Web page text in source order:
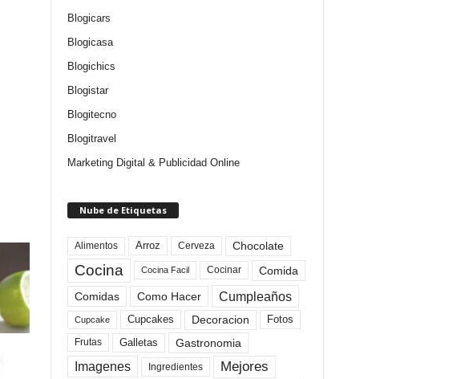
Blogicars
Blogicasa
Blogichics
Blogistar
Blogitecno
Blogitravel
Marketing Digital & Publicidad Online
Nube de Etiquetas
Alimentos Arroz Cerveza Chocolate
Cocina Cocina Facil Cocinar
Comida
Comidas
Como Hacer Cumpleaños
Cupcake Cupcakes Decoracion Fotos
Frutas Galletas Gastronomia
Imagenes Ingredientes Mejores